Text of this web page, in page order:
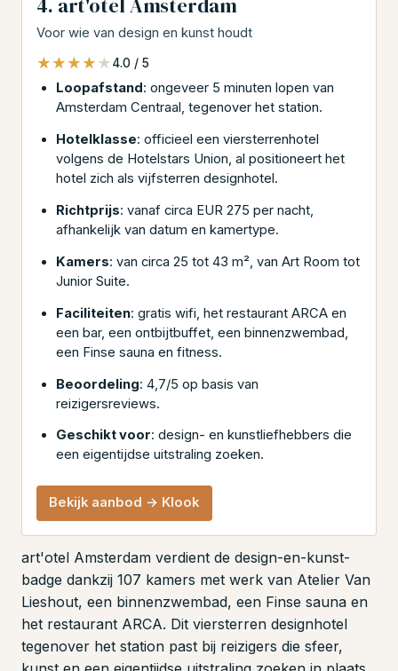
4. art'otel Amsterdam
Voor wie van design en kunst houdt
★★★★★
★★★★★4.0 / 5
Loopafstand: ongeveer 5 minuten lopen van
Amsterdam Centraal, tegenover het station.
Hotelklasse: officieel een viersterrenhotel
volgens de Hotelstars Union, al positioneert het
hotel zich als vijfsterren designhotel.
Richtprijs: vanaf circa EUR 275 per nacht,
afhankelijk van datum en kamertype.
Kamers: van circa 25 tot 43 m², van Art Room tot
Junior Suite.
Faciliteiten: gratis wifi, het restaurant ARCA en
een bar, een ontbijtbuffet, een binnenzwembad,
een Finse sauna en fitness.
Beoordeling: 4,7/5 op basis van
reizigersreviews.
Geschikt voor: design- en kunstliefhebbers die
een eigentijdse uitstraling zoeken.
Bekijk aanbod → Klook
art'otel Amsterdam verdient de design-en-kunst-
badge dankzij 107 kamers met werk van Atelier Van
Lieshout, een binnenzwembad, een Finse sauna en
het restaurant ARCA. Dit viersterren designhotel
tegenover het station past bij reizigers die sfeer,